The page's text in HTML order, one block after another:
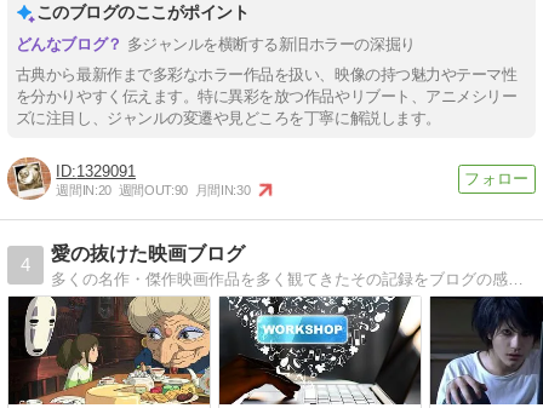
このブログのここがポイント
多ジャンルを横断する新旧ホラーの深掘り
古典から最新作まで多彩なホラー作品を扱い、映像の持つ魅力やテーマ性
を分かりやすく伝えます。特に異彩を放つ作品やリブート、アニメシリー
ズに注目し、ジャンルの変遷や見どころを丁寧に解説します。
1329091
週間IN:20 週間OUT:90 月間IN:30
4
愛の抜けた映画ブログ
多くの名作・傑作映画作品を多く観てきたその記録をブログの感想・考察記事という形で何かのお役に立てるなら幸いだと思いライフワークの一つとしての投稿ブログです。